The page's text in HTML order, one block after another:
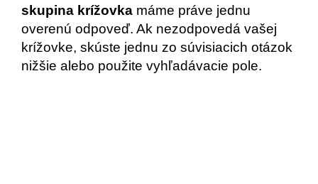
skupina krížovka máme práve jednu
overenú odpoveď. Ak nezodpovedá vašej
krížovke, skúste jednu zo súvisiacich otázok
nižšie alebo použite vyhľadávacie pole.